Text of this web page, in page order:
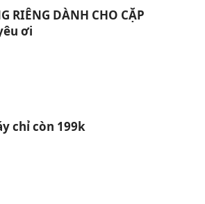
RIÊNG DÀNH CHO CẶP
ơi
chỉ còn 199k